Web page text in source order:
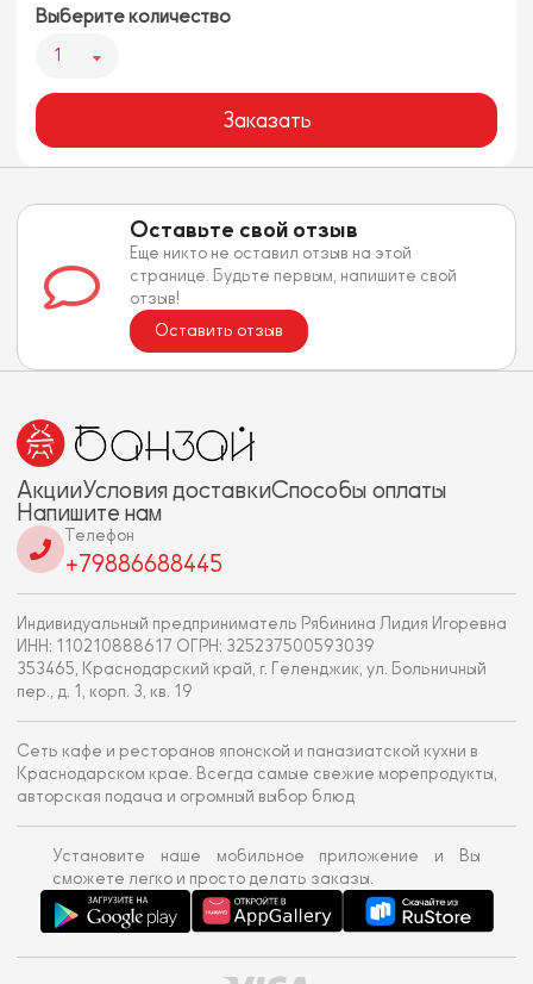
Выберите количество
1
Заказать
Оставьте свой отзыв
Еще никто не оставил отзыв на этой
странице. Будьте первым, напишите свой
отзыв!
Оставить отзыв
АкцииУсловия доставкиСпособы оплаты
Напишите нам
Телефон
+79886688445
Индивидуальный предприниматель Рябинина Лидия Игоревна
ИНН: 110210888617 ОГРН: 325237500593039
353465, Краснодарский край, г. Геленджик, ул. Больничный
пер., д. 1, корп. 3, кв. 19
Сеть кафе и ресторанов японской и паназиатской кухни в
Краснодарском крае. Всегда самые свежие морепродукты,
авторская подача и огромный выбор блюд
Установите наше мобильное приложение и Вы
сможете легко и просто делать заказы.